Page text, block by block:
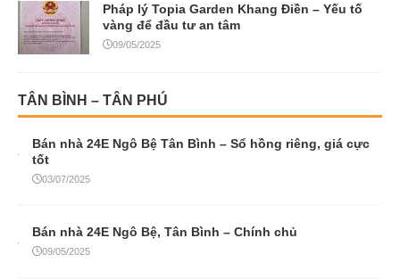
Pháp lý Topia Garden Khang Điền – Yếu tố
vàng để đầu tư an tâm
09/05/2025
TÂN BÌNH – TÂN PHÚ
Bán nhà 24E Ngô Bệ Tân Bình – Sổ hồng riêng, giá cực
tốt
03/07/2025
Bán nhà 24E Ngô Bệ, Tân Bình – Chính chủ
09/05/2025